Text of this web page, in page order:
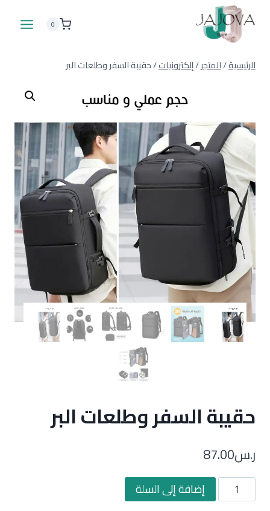
المحتوى
0
الرئيسية/المتجر/إلكترونيات/حقيبة السفر وطلعات البر
حقيبة السفر وطلعات البر
ر.س87.00
كمية
حقيبة
إضافة إلى السلة